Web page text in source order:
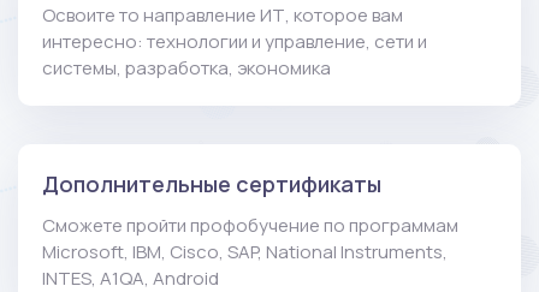
Освоите то направление ИТ, которое вам
интересно: технологии и управление, сети и
системы, разработка, экономика
Дополнительные сертификаты
Сможете пройти профобучение по программам
Microsoft, IBM, Cisco, SAP, National Instruments,
INTES, A1QA, Android